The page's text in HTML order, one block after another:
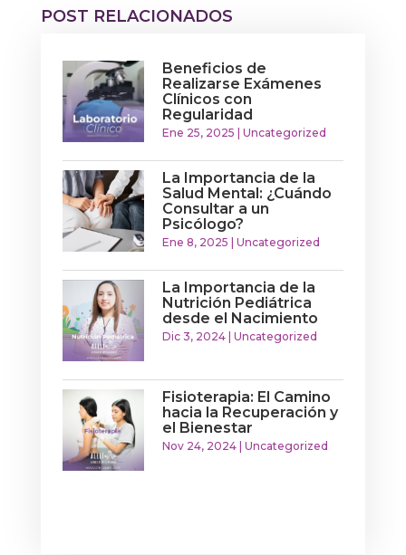
POST RELACIONADOS
Beneficios de
Realizarse Exámenes
Clínicos con
Regularidad
Ene 25, 2025 Uncategorized
La Importancia de la
Salud Mental: ¿Cuándo
Consultar a un
Psicólogo?
Ene 8, 2025 Uncategorized
La Importancia de la
Nutrición Pediátrica
desde el Nacimiento
Dic 3, 2024| Uncategorized
Fisioterapia: El Camino
hacia la Recuperación y
el Bienestar
Nov 24, 2024| Uncategorized